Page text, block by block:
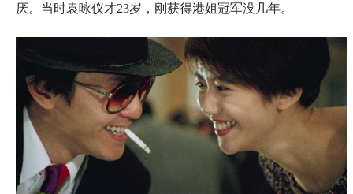
厌。当时袁咏仪才23岁，刚获得港姐冠军没几年。